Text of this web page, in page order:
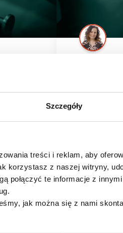
Szczegóły
treści i reklam, aby
korzystasz z naszej witryny,
połączyć te informacje z
jak można się z nami